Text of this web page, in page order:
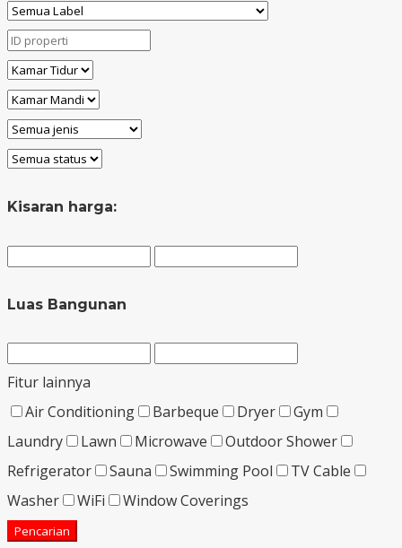
Kisaran harga:
Luas Bangunan
Fitur lainnya
Air Conditioning
Barbeque Dryer
Gym
Laundry
Lawn Microwave
Outdoor Shower
Refrigerator
Sauna Swimming Pool
TV Cable
Washer
WiFi Window Coverings
Pencarian